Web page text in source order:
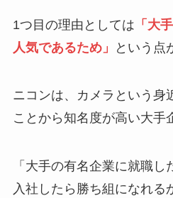
1つ目の理由としては 「大
人気であるため」
という点
ニコンは、カメラという身
ことから知名度が高い大手
「大手の有名企業に就職
入社したら勝ち組になれる